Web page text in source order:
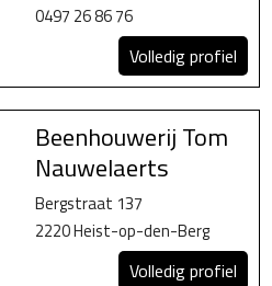
0497 26 86 76
Volledig profiel
Beenhouwerij Tom
Nauwelaerts
Bergstraat 137
2220 Heist-op-den-Berg
Volledig profiel